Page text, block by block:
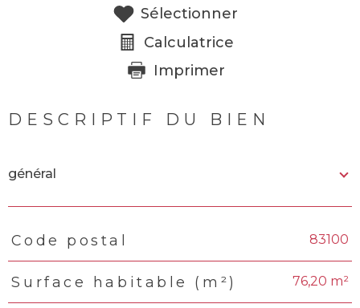
Sélectionner
Calculatrice
Imprimer
DESCRIPTIF DU BIEN
général
TRAD_PAMPERO_Caracteristique
Code postal 83100
Surface habitable (m²) 76,20 m²